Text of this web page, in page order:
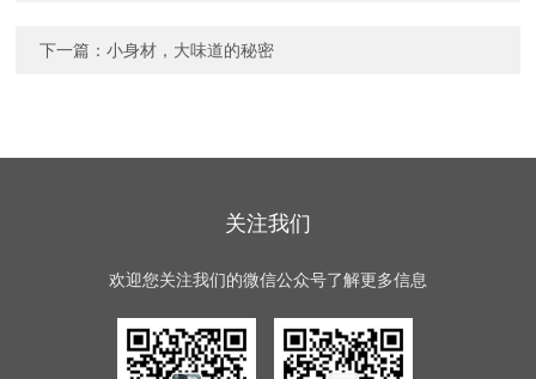
下一篇：小身材，大味道的秘密
关注我们
欢迎您关注我们的微信公众号了解更多信息